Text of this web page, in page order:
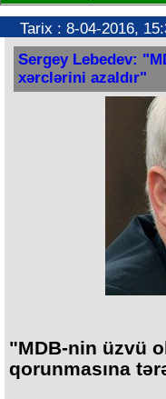
Tarix : 8-04-2016,
Sergey Lebedev:
xərclərini azaldır"
"MDB-nin üzvü
qorunmasına